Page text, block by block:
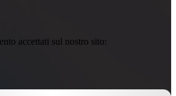
accettati sul nostro sito: